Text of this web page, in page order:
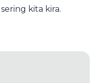
kita kira.